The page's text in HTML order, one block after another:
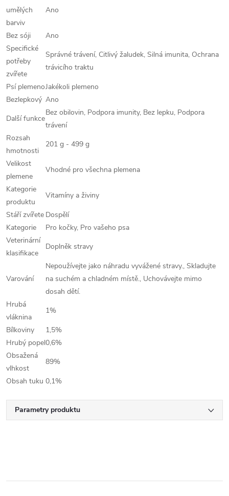
umělých
barviv
Ano
Bez sóji
Ano
Specifické
potřeby
zvířete
Správné trávení, Citlivý žaludek, Silná imunita, Ochrana
trávicího traktu
Psí plemenoJakékoli plemeno
Bezlepkový Ano
Další funkce
Bez obilovin, Podpora imunity, Bez lepku, Podpora
trávení
Rozsah
hmotnosti
201 g - 499 g
Velikost
plemene
Vhodné pro všechna plemena
Kategorie
produktu
Vitamíny a živiny
Stáří zvířete Dospělí
Kategorie
Pro kočky, Pro vašeho psa
Veterinární
klasifikace
Doplněk stravy
Varování
Nepoužívejte jako náhradu vyvážené stravy., Skladujte
na suchém a chladném místě., Uchovávejte mimo
dosah dětí.
Hrubá
vláknina
1%
Bílkoviny
1,5%
Hrubý popel0,6%
Obsažená
vlhkost
89%
Obsah tuku 0,1%
Parametry produktu